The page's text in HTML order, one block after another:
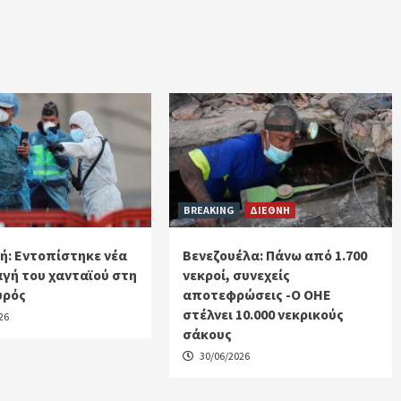
Εντοπίστηκε νέα
του χανταϊού στη
BREAKING ΔΙΕΘΝΗ
Βενεζουέλα: Πάνω από 1.700
νεκροί, συνεχείς
αποτεφρώσεις -Ο ΟΗΕ
στέλνει 10.000 νεκρικούς
σάκους
30/06/2026